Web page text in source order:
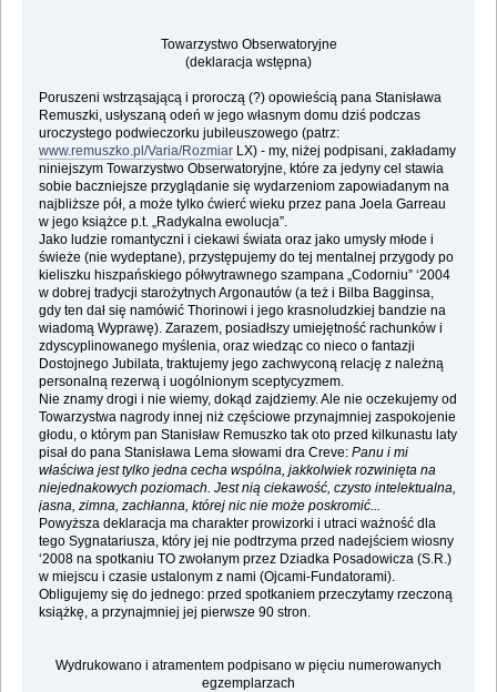
Towarzystwo Obserwatoryjne
(deklaracja wstępna)
Poruszeni wstrząsającą i proroczą (?) opowieścią pana Stanisława
Remuszki, usłyszaną odeń w jego własnym domu dziś podczas
uroczystego podwieczorku jubileuszowego (patrz:
www.remuszko.pl/Varia/RozmiarLX) - my, niżej podpisani, zakładamy
niniejszym Towarzystwo Obserwatoryjne, które za jedyny cel stawia
sobie baczniejsze przyglądanie się wydarzeniom zapowiadanym na
najbliższe pół, a może tylko ćwierć wieku przez pana Joela Garreau
w jego książce p.t. „Radykalna ewolucja”.
Jako ludzie romantyczni i ciekawi świata oraz jako umysły młode i
świeże (nie wydeptane), przystępujemy do tej mentalnej przygody po
kieliszku hiszpańskiego półwytrawnego szampana „Codorniu” ‘2004
w dobrej tradycji starożytnych Argonautów (a też i Bilba Bagginsa,
gdy ten dał się namówić Thorinowi i jego krasnoludzkiej bandzie na
wiadomą Wyprawę). Zarazem, posiadłszy umiejętność rachunków i
zdyscyplinowanego myślenia, oraz wiedząc co nieco o fantazji
Dostojnego Jubilata, traktujemy jego zachwyconą relację z należną
personalną rezerwą i uogólnionym sceptycyzmem.
Nie znamy drogi i nie wiemy, dokąd zajdziemy. Ale nie oczekujemy od
Towarzystwa nagrody innej niż częściowe przynajmniej zaspokojenie
głodu, o którym pan Stanisław Remuszko tak oto przed kilkunastu laty
pisał do pana Stanisława Lema słowami dra Creve: Panu i mi
właściwa jest tylko jedna cecha wspólna, jakkolwiek rozwinięta na
niejednakowych poziomach. Jest nią ciekawość, czysto intelektualna,
jasna, zimna, zachłanna, której nic nie może poskromić...
Powyższa deklaracja ma charakter prowizorki i utraci ważność dla
tego Sygnatariusza, który jej nie podtrzyma przed nadejściem wiosny
‘2008 na spotkaniu TO zwołanym przez Dziadka Posadowicza (S.R.)
w miejscu i czasie ustalonym z nami (Ojcami-Fundatorami).
Obligujemy się do jednego: przed spotkaniem przeczytamy rzeczoną
książkę, a przynajmniej jej pierwsze 90 stron.
Wydrukowano i atramentem podpisano w pięciu numerowanych
egzemplarzach